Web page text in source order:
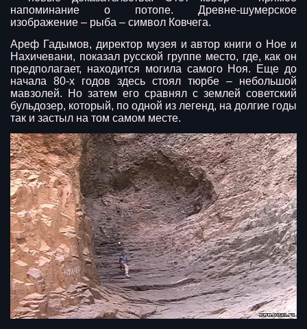
напоминание о потопе. Древне-шумерское
изображение – рыба – символ Ковчега.
Ареф Гадымов, директор музея и автор книги о Ное и
Нахичевани, показал русской группе место, где, как он
предполагает, находится могила самого Ноя. Еще до
начала 80-х годов здесь стоял тюрбе – небольшой
мавзолей. Но затем его сравнял с землей советский
бульдозер, который, по одной из легенд, на долгие годы
так и застыл на том самом месте.